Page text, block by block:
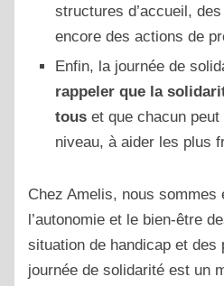
structures d’accueil,
encore des actions de
Enfin, la journée de
rappeler que la
tous et que chacun
niveau, à aider les plus
Chez Amelis, nous sommes
l’autonomie et le bien-être
situation de handicap et des
journée de solidarité est un